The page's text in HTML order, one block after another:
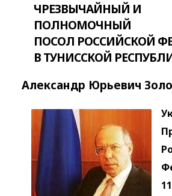
ЧРЕЗВЫЧАЙНЫЙ И
ПОЛНОМОЧНЫЙ
ПОСОЛ РОССИЙСКОЙ
В ТУНИССКОЙ
Александр Юрьевич